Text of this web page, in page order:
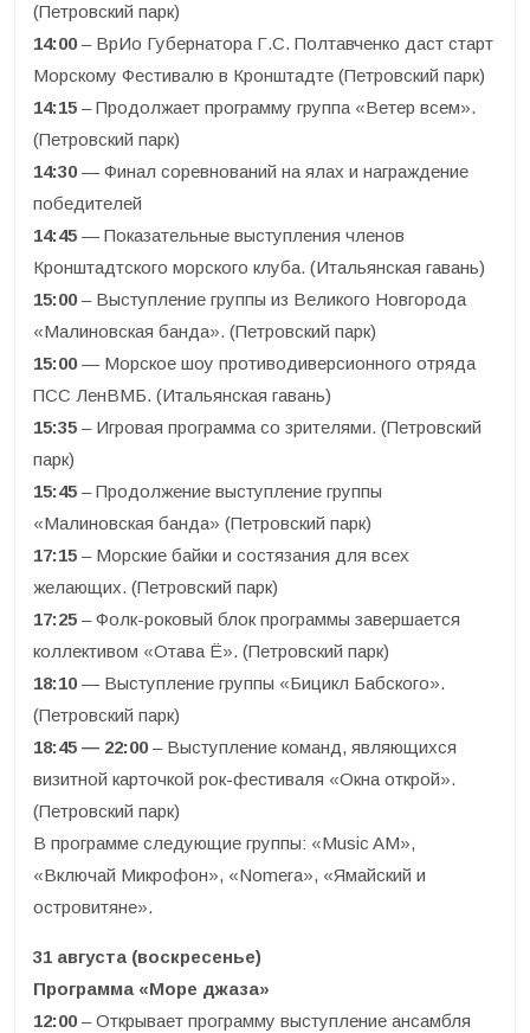
(Петровский парк)
14:00– ВрИо Губернатора Г.С. Полтавченко даст старт
Морскому Фестивалю в Кронштадте (Петровский парк)
14:15 – Продолжает программу группа «Ветер всем».
(Петровский парк)
14:30— Финал соревнований на ялах и награждение
победителей
14:45 — Показательные выступления членов
Кронштадтского морского клуба. (Итальянская гавань)
15:00– Выступление группы из Великого Новгорода
«Малиновская банда». (Петровский парк)
15:00— Морское шоу противодиверсионного отряда
ПСС ЛенВМБ. (Итальянская гавань)
15:35 – Игровая программа со зрителями. (Петровский
парк)
15:45 – Продолжение выступление группы
«Малиновская банда» (Петровский парк)
17:15 – Морские байки и состязания для всех
желающих. (Петровский парк)
17:25 – Фолк-роковый блок программы завершается
коллективом «Отава Ё». (Петровский парк)
18:10— Выступление группы «Бицикл Бабского».
(Петровский парк)
18:45 — 22:00– Выступление команд, являющихся
визитной карточкой рок-фестиваля «Окна открой».
(Петровский парк)
В программе следующие группы: «Music AM»,
«Включай Микрофон», «Nomera», «Ямайский и
островитяне».
31 августа (воскресенье)
Программа «Море джаза»
12:00– Открывает программу выступление ансамбля